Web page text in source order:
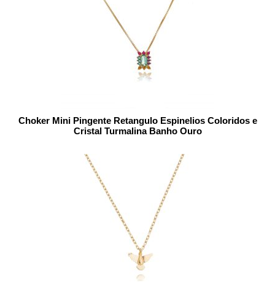
Choker Mini Pingente Retangulo Espinelios Coloridos e
Cristal Turmalina Banho Ouro